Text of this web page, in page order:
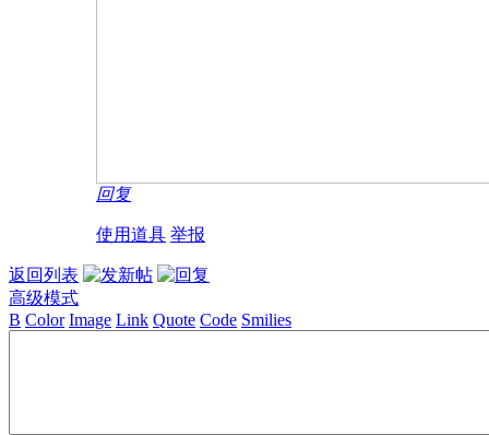
回复
使用道具 举报
返回列表
高级模式
B Color Image Link Quote Code Smilies